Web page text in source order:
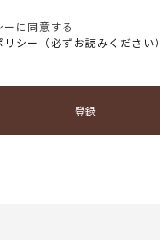
に同意する
シー（必ずお読みください）
登録